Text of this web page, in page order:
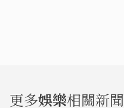
更多娛樂相關新聞